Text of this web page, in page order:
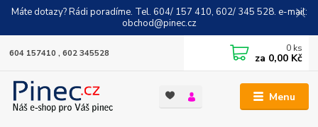
Máte dotazy? Rádi poradíme. Tel. 604/ 157 410, 602/ 345 528. e-mail:
obchod@pinec.cz
Menu
604 157410 , 602 345528 0 ks
za 0,00 Kč